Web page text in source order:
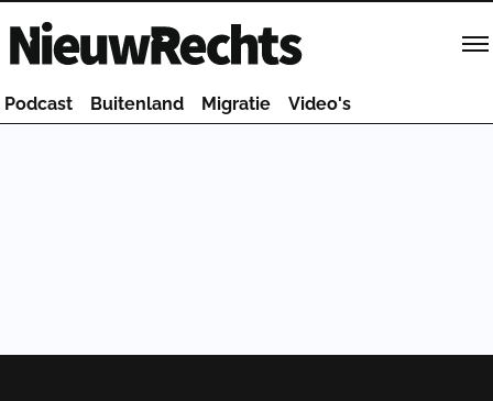
Homepage van NieuwRechts
Podcast Buitenland Migratie Video's